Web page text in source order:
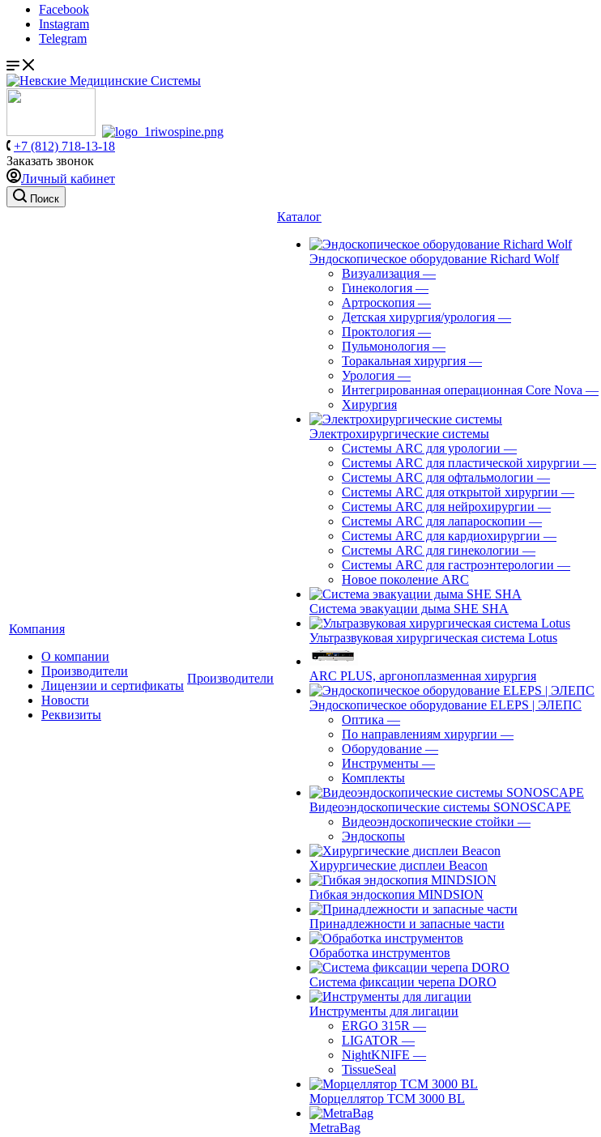
Facebook
Instagram
Telegram
+7 (812) 718-13-18
Заказать звонок
Личный кабинет
Поиск
Компания
О компании
Производители
Лицензии и сертификаты
Новости
Реквизиты
Производители
Каталог
Эндоскопическое оборудование Richard Wolf
Визуализация —
Гинекология —
Артроскопия —
Детская хирургия/урология —
Проктология —
Пульмонология —
Торакальная хирургия —
Урология —
Интегрированная операционная Core Nova —
Хирургия
Электрохирургические системы
Системы ARC для урологии —
Системы ARC для пластической хирургии —
Системы ARC для офтальмологии —
Системы ARC для открытой хирургии —
Системы ARC для нейрохирургии —
Системы ARC для лапароскопии —
Системы ARC для кардиохирургии —
Системы ARC для гинекологии —
Системы ARC для гастроэнтерологии —
Новое поколение ARC
Система эвакуации дыма SHE SHA
Ультразвуковая хирургическая система Lotus
ARC PLUS, аргоноплазменная хирургия
Эндоскопическое оборудование ELEPS | ЭЛЕПС
Оптика —
По направлениям хирургии —
Оборудование —
Инструменты —
Комплекты
Видеоэндоскопические системы SONOSCAPE
Видеоэндоскопические стойки —
Эндоскопы
Хирургические дисплеи Beacon
Гибкая эндоскопия MINDSION
Принадлежности и запасные части
Обработка инструментов
Система фиксации черепа DORO
Инструменты для лигации
ERGO 315R —
LIGATOR —
NightKNIFE —
TissueSeal
Морцеллятор ТСМ 3000 BL
MetraBag